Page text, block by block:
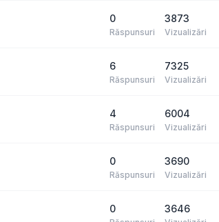
0
Răspunsuri
3873
Vizualizări
6
Răspunsuri
7325
Vizualizări
4
Răspunsuri
6004
Vizualizări
0
Răspunsuri
3690
Vizualizări
0 3646